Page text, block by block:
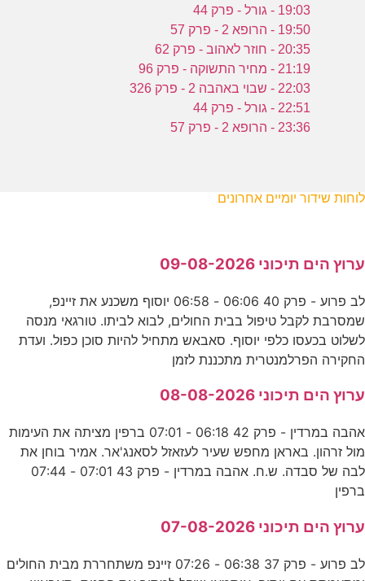
19:03 - גורל - פרק 44
19:50 - הרופא 2 - פרק 57
20:35 - חוזר לאהוב - פרק 62
21:19 - מחיר התשוקה - פרק 96
22:03 - שבוי באהבה 2 - פרק 326
22:51 - גורל - פרק 44
23:36 - הרופא 2 - פרק 57
לוחות שידור יומיים אחרונים
ערוץ הים תיכוני 09-08-2026
לב פרוע - פרק 40 06:06 - 06:58 יוסוף משכנע את זיינפ,
שמסרבת לקבל טיפול בבית החולים, לבוא לביתו. טורגאי מנסה
לשלוט בכעסו כלפי יוסוף. סאבאש מתחיל להיות סוכן כפול. ועדת
החקירה הפרלמנטרית מתכננת לזמן
ערוץ הים תיכוני 08-08-2026
אהבה במרדין - פרק 42 06:18 - 07:01 ברפין מציתה את העימות
מול זרהון. באראן מחפש שעיר לעזאזל לסאנג'אר. אמיר בוחן את
לבה של סבדה. ש.ח. אהבה במרדין - פרק 43 07:01 - 07:44
ברפין
ערוץ הים תיכוני 07-08-2026
לב פרוע - פרק 37 06:38 - 07:26 זיינפ משתחררת מבית החולים